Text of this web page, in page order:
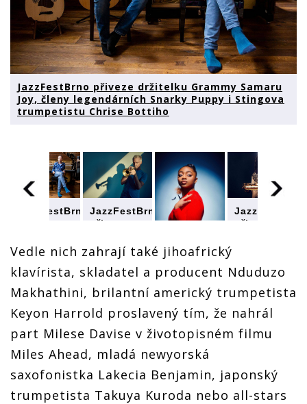
JazzFestBrno přiveze držitelku Grammy Samaru
Joy, členy legendárních Snarky Puppy i Stingova
trumpetistu Chrise Bottiho
JazzFestBrno
Grammy
Joy, členy
legendárních
Snarky
Puppy i
Stingova
trumpetistu
Chrise
Bottiho
JazzFestBrno
přiveze
Grammy
Samaru
Joy, členy
legendárních
Snarky
Puppy i
Stingova
trumpetistu
Chrise
Bottiho
JazzFestBrno
držitelku
Grammy
Samaru
Joy, členy
legendárních
Snarky
Stingova
trumpetistu
JazzFestBrno
přiveze
Joy, členy
Snarky
Puppy i
trumpetistu
Vedle nich zahrají také jihoafrický
klavírista, skladatel a producent Nduduzo
Makhathini, brilantní americký trumpetista
Keyon Harrold proslavený tím, že nahrál
part Milese Davise v životopisném filmu
Miles Ahead, mladá newyorská
saxofonistka Lakecia Benjamin, japonský
trumpetista Takuya Kuroda nebo all-stars